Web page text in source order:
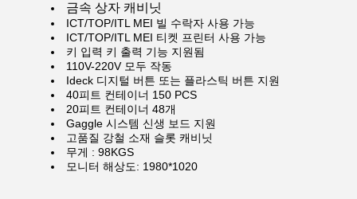
금속 상자 캐비닛
ICT/TOP/ITL MEI 빌 수락자 사용 가능
ICT/TOP/ITL MEI 티켓 프린터 사용 가능
키 입력 키 출력 기능 지원됨
110V-220V 모두 작동
Ideck 디지털 버튼 또는 플라스틱 버튼 지원
40피트 컨테이너 150 PCS
20피트 컨테이너 48개
Gaggle 시스템 신생 보드 지원
고품질 강철 소재 슬롯 캐비닛
무게 : 98KGS
모니터 해상도: 1980*1020